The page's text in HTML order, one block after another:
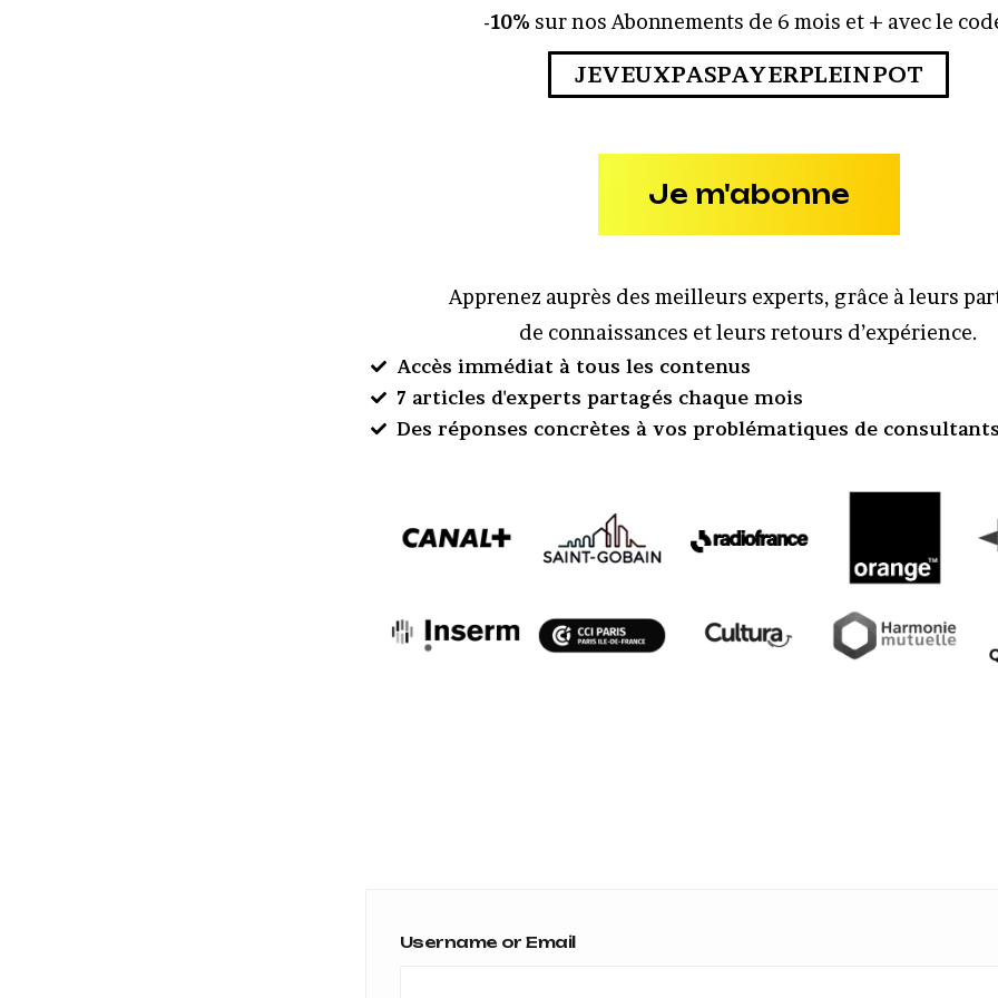
-10% sur nos Abonnements de 6 mois et + avec le
JEVEUXPASPAYERPLEINPOT
Je m'abonne
Apprenez auprès des meilleurs experts, grâce à leurs
de connaissances et leurs retours d’expérience.
Accès immédiat à tous les contenus
7 articles d'experts partagés chaque mois
Des réponses concrètes à vos problématiques de consultants
Username or Email